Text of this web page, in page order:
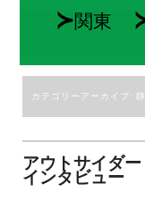
≻関東
カテゴリーアーカイブ:
アウトサイダ
インタビュー